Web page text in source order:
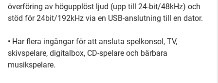
överföring av högupplöst ljud (upp till 24-bit/48kHz) och
stöd för 24bit/192kHz via en USB-anslutning till en dator.
• Har flera ingångar för att ansluta spelkonsol, TV,
skivspelare, digitalbox, CD-spelare och bärbara
musikspelare.